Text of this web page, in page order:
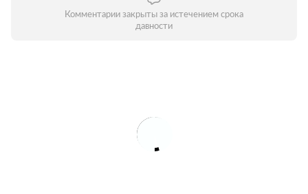
Комментарии закрыты за истечением срока
давности